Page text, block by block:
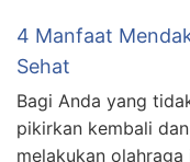
4 Manfaat
Sehat
Bagi Anda yang
pikirkan kembali
melakukan